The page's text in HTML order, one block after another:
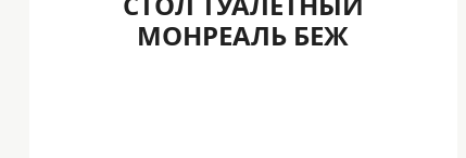
МОНРЕАЛЬ БЕЖ